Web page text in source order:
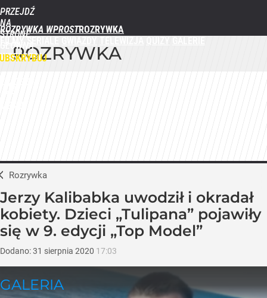
PRZEJDŹ
NA
STRONĘ
GŁÓWNĄ
WPROST.PL
ROZRYWKA WPROST
ROZRYWKA
Rozrywka
Jerzy Kalibabka uwodził i okradał
kobiety. Dzieci „Tulipana” pojawiły
się w 9. edycji „Top Model”
Dodano:31 sierpnia 2020 17:03